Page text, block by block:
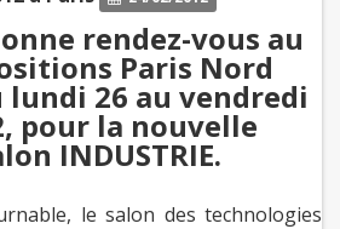
rendez-vous au
Paris Nord
26 au vendredi
pour la nouvelle
INDUSTRIE.
le salon des technologies